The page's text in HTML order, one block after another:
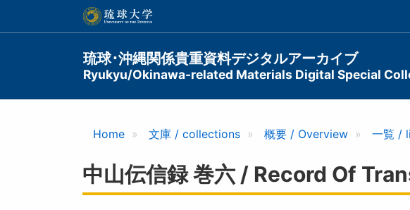
ン
琉球･沖縄関係貴重資料デジタルアーカイブ
Ryukyu/Okinawa-related Materials Digital Special
Main
navigation
Home 文庫 / collections 概要 / Overview 一覧 /
中山伝信録 巻六 / Record Of